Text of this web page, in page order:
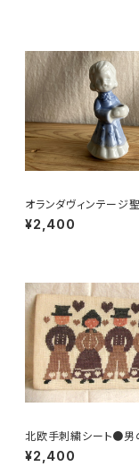
オランダヴィンテージ
女の子
¥2,400
北欧手刺繍シート●男
の子
¥2,400